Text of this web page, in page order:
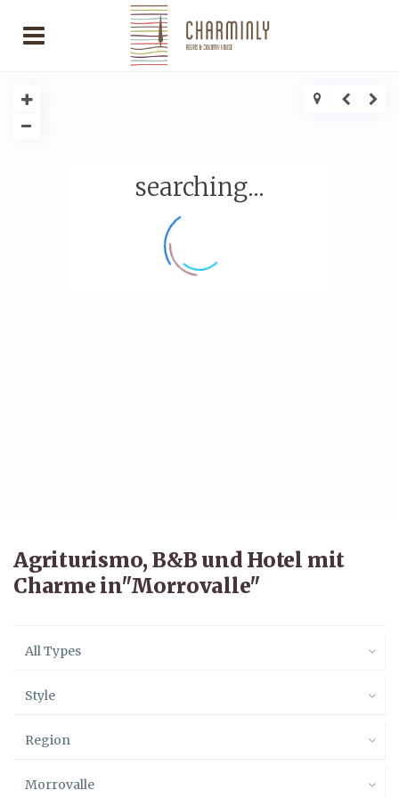
searching...
Agriturismo, B&B und Hotel mit
Charme in"Morrovalle"
All Types
Style
Region
Morrovalle